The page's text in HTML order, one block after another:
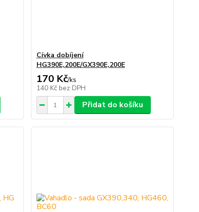
Cívka dobíjení
HG390E,200E/GX390E,200E
170 Kč/ks
140 Kč bez DPH
Přidat do košíku